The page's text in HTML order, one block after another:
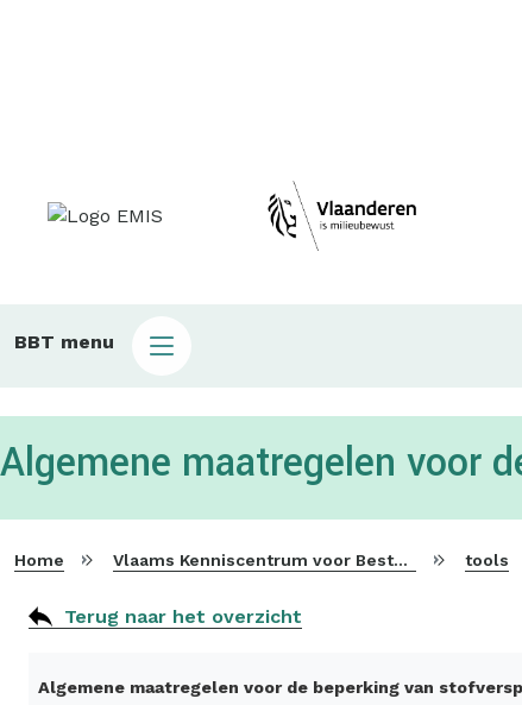
Main
bbt
BBT menu
Algemene maatregelen voor
Home Vlaams Kenniscentrum voor Beste Beschikbare Technieken tools
Terug naar het overzicht
Algemene maatregelen voor de beperking van